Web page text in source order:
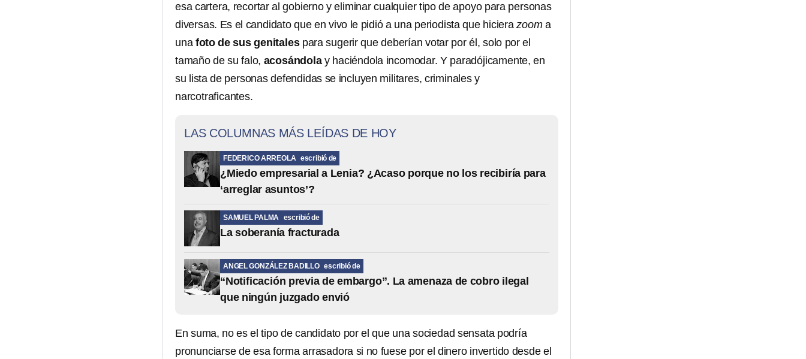
esa cartera, recortar al gobierno y eliminar cualquier tipo de apoyo para personas
diversas. Es el candidato que en vivo le pidió a una periodista que hicierazooma
una foto de sus genitalespara sugerir que deberían votar por él, solo por el
tamaño de su falo, acosándolay haciéndola incomodar. Y paradójicamente, en
su lista de personas defendidas se incluyen militares, criminales y
narcotraficantes.
LAS COLUMNAS MÁS LEÍDAS DE HOY
FEDERICO ARREOLA escribió de
¿Miedo empresarial a Lenia? ¿Acaso porque no los recibiría para
‘arreglar asuntos’?
SAMUEL PALMA escribió de
La soberanía fracturada
ANGEL GONZÁLEZ BADILLO escribió de
“Notificación previa de embargo”. La amenaza de cobro ilegal
que ningún juzgado envió
En suma, no es el tipo de candidato por el que una sociedad sensata podría
pronunciarse de esa forma arrasadora si no fuese por el dinero invertido desde el